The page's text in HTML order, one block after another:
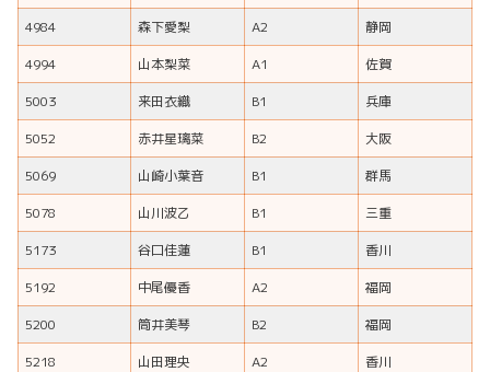
4984
森下愛梨 A2
静岡
4994
山本梨菜 A1
佐賀
5003
来田衣織 B1
兵庫
5052
赤井星璃菜 B2
大阪
5069
山崎小葉音 B1
群馬
5078
山川波乙 B1
三重
5173
谷口佳蓮 B1
香川
5192
中尾優香 A2
福岡
5200
筒井美琴 B2
福岡
5218
山田理央 A2
香川